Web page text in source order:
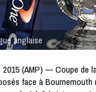
anglaise
(AMP) — Coupe de
face à Bournemouth